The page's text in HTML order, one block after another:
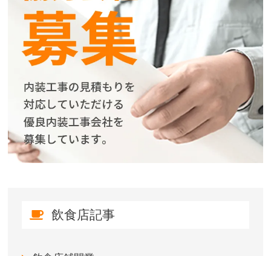
飲食店記事